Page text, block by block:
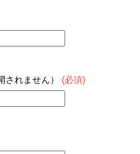
されません） (必須)